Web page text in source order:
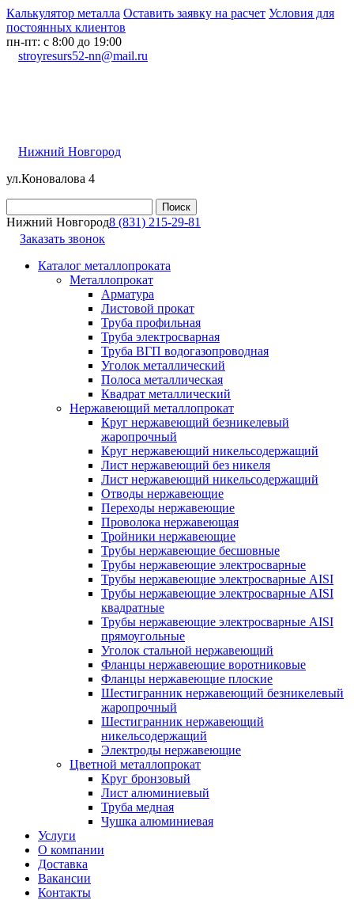
Калькулятор металла Оставить заявку на расчет Условия для
постоянных клиентов
пн-пт: с 8:00 до 19:00
stroyresurs52-nn@mail.ru
Нижний Новгород
ул.Коновалова 4
Нижний Новгород8 (831) 215-29-81
Заказать звонок
Каталог металлопроката
Металлопрокат
Арматура
Листовой прокат
Труба профильная
Труба электросварная
Труба ВГП водогазопроводная
Уголок металлический
Полоса металлическая
Квадрат металлический
Нержавеющий металлопрокат
Круг нержавеющий безникелевый
жаропрочный
Круг нержавеющий никельсодержащий
Лист нержавеющий без никеля
Лист нержавеющий никельсодержащий
Отводы нержавеющие
Переходы нержавеющие
Проволока нержавеющая
Тройники нержавеющие
Трубы нержавеющие бесшовные
Трубы нержавеющие электросварные
Трубы нержавеющие электросварные AISI
Трубы нержавеющие электросварные AISI
квадратные
Трубы нержавеющие электросварные AISI
прямоугольные
Уголок стальной нержавеющий
Фланцы нержавеющие воротниковые
Фланцы нержавеющие плоские
Шестигранник нержавеющий безникелевый
жаропрочный
Шестигранник нержавеющий
никельсодержащий
Электроды нержавеющие
Цветной металлопрокат
Круг бронзовый
Лист алюминиевый
Труба медная
Чушка алюминиевая
Услуги
О компании
Доставка
Вакансии
Контакты